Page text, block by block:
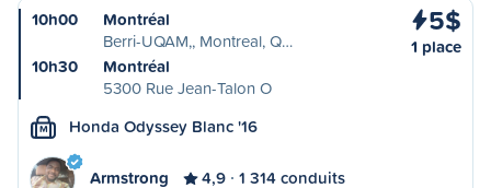
10h00
Montréal
Berri-UQAM,, Montreal, Q…
10h30
Montréal
5300 Rue Jean-Talon O
5$
1 place
M Honda Odyssey Blanc '16
Armstrong 4,9 1 314 conduits